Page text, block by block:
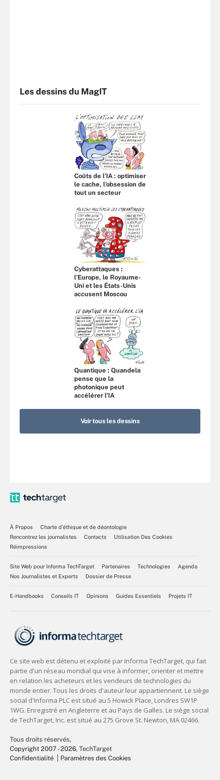
Les dessins du MagIT
Coûts de l'IA : optimiser
le cache, l’obsession de
tout un secteur
Cyberattaques :
l’Europe, le Royaume-
Uni et les États-Unis
accusent Moscou
Quantique : Quandela
pense que la
photonique peut
accélérer l’IA
Voir tous les dessins
À Propos
Charte d’éthique et de déontologie
Rencontrez les journalistes
Contacts
Utilisation Des Cookies
Réimpressions
Site Web pour Informa TechTarget Partenaires Technologies
Agenda
Nos Journalistes et Experts
Dossier de Presse
E-Handbooks Conseils IT Opinions Guides Essentiels Projets IT
Tous droits réservés,
Copyright 2007 - 2026, TechTarget
Confidentialité
Paramètres des Cookies